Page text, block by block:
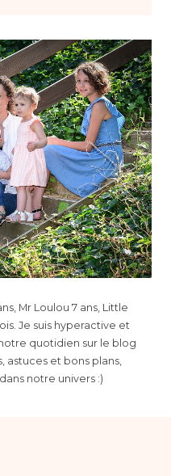
Mr Loulou 7 ans, Little
Je suis hyperactive et
quotidien sur le blog
astuces et bons plans,
notre univers :)